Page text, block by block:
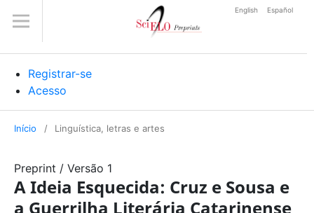
Registrar-se
Acesso
English Español
Início / Linguística, letras e artes
Preprint / Versão 1
A Ideia Esquecida: Cruz e Sousa e
a Guerrilha Literária Catarinense